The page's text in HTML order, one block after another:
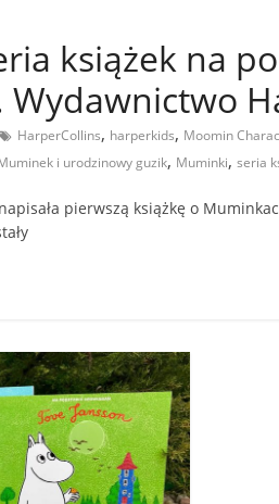
książek na
Wydawnictwo
HarperCollins, harperkids, Moomin
i urodzinowy guzik, Muminki, seria
pierwszą książkę o